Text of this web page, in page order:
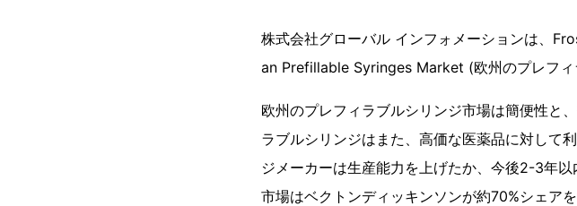
株式会社グローバル インフォメーションは、
an Prefillable Syringes Market (欧州のプレフィ
欧州のプレフィラブルシリンジ市場は簡便性と
ラブルシリンジはまた、高価な医薬品に対して
ジメーカーは生産能力を上げたか、今後2-3年
市場はベクトンディッキンソンが約70%シェア